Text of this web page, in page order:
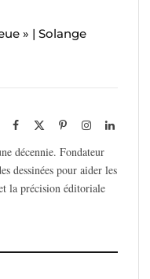
» | Solange
Facebook PinterestInstagramLinkedIn
décennie. Fondateur
dessinées pour aider les
la précision éditoriale